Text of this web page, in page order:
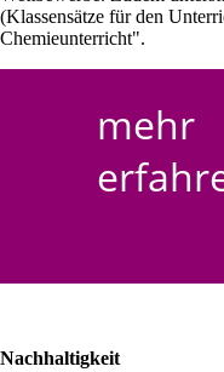
(Klassensätze für den
Chemieunterricht".
mehr
Nachhaltigkeit